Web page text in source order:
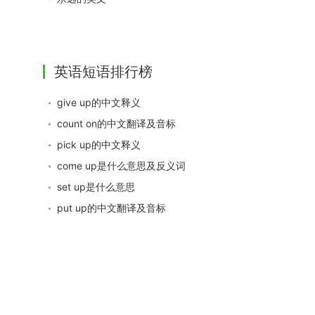
英语短语排行榜
give up的中文释义
count on的中文翻译及音标
pick up的中文释义
come up是什么意思及反义词
set up是什么意思
put up的中文翻译及音标